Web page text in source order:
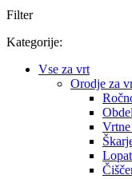
Filter
Kategorije:
Vse za vrt
Orodje za